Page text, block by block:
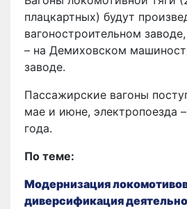
плацкартных) будут
вагоностроительном
– на Демиховском
заводе.
Пассажирские вагоны
мае и июне, электропоезда
года.
По теме:
Модернизация
диверсификация